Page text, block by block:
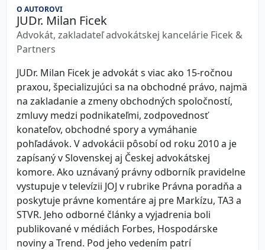
O AUTOROVI
JUDr. Milan Ficek
Advokát, zakladateľ advokátskej kancelárie Ficek &
Partners
JUDr. Milan Ficek je advokát s viac ako 15-ročnou
praxou, špecializujúci sa na obchodné právo, najmä
na zakladanie a zmeny obchodných spoločností,
zmluvy medzi podnikateľmi, zodpovednosť
konateľov, obchodné spory a vymáhanie
pohľadávok. V advokácii pôsobí od roku 2010 a je
zapísaný v Slovenskej aj Českej advokátskej
komore. Ako uznávaný právny odborník pravidelne
vystupuje v televízii JOJ v rubrike Právna poradňa a
poskytuje právne komentáre aj pre Markízu, TA3 a
STVR. Jeho odborné články a vyjadrenia boli
publikované v médiách Forbes, Hospodárske
noviny a Trend. Pod jeho vedením patrí